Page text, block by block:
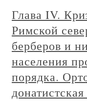
Глава IV.
Римской
берберов и
населения
порядка.